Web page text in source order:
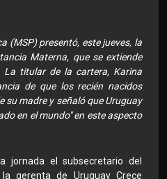
(MSP) presentó, este jueves, la
Materna, que se extiende
La titular de la cartera, Karina
de que los recién nacidos
su madre y señaló que Uruguay
en el mundo" en este aspecto
jornada el subsecretario del
gerenta de Uruguay Crece